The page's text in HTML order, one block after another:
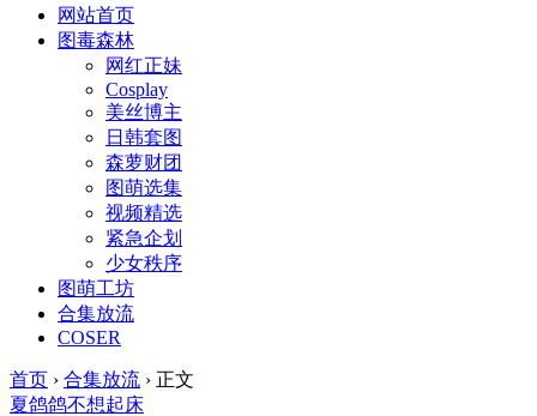
网站首页
图毒森林
网红正妹
Cosplay
美丝博主
日韩套图
森萝财团
图萌选集
视频精选
紧急企划
少女秩序
图萌工坊
合集放流
COSER
首页 › 合集放流 › 正文
夏鸽鸽不想起床